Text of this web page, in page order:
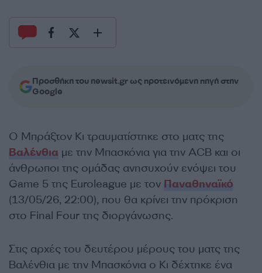
Προσθήκη του newsit.gr ως προτεινόμενη πηγή στην
Google
Ο Μπράξτον Κι τραυματίστηκε στο ματς της
Βαλένθια με την Μπασκόνια για την ACB και οι
άνθρωποι της ομάδας ανησυχούν ενόψει του
Game 5 της Euroleague με τον Παναθηναϊκό
(13/05/26, 22:00), που θα κρίνει την πρόκριση
στο Final Four της διοργάνωσης.
Στις αρχές του δευτέρου μέρους του ματς της
Βαλένθια με την Μπασκόνια ο Κι δέχτηκε ένα